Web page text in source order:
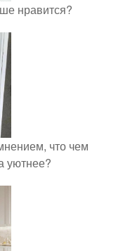
нравится?
что чем
уютнее?